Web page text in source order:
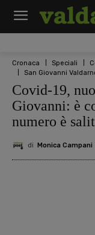
Cronaca Speciali
San Giovanni
Covid-19,
Giovanni: è
numero è
di Monica Campani